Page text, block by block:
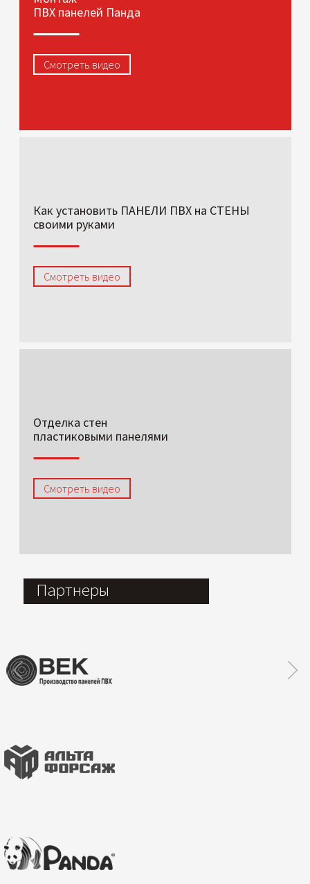
ПВХ панелей Панда
Смотреть видео
Как установить ПАНЕЛИ ПВХ на СТЕНЫ
своими руками
Смотреть видео
Отделка стен
пластиковыми панелями
Смотреть видео
Партнеры